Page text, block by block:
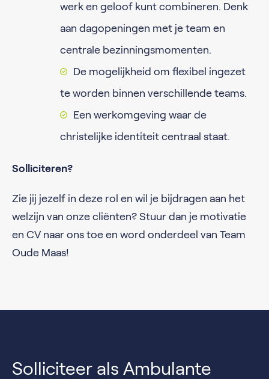
werk en geloof kunt combineren. Denk
aan dagopeningen met je team en
centrale bezinningsmomenten.
De mogelijkheid om flexibel ingezet
te worden binnen verschillende teams.
Een werkomgeving waar de
christelijke identiteit centraal staat.
Solliciteren?
Zie jij jezelf in deze rol en wil je bijdragen aan het
welzijn van onze cliënten? Stuur dan je motivatie
en CV naar ons toe en word onderdeel van Team
Oude Maas!
Solliciteer als Ambulante